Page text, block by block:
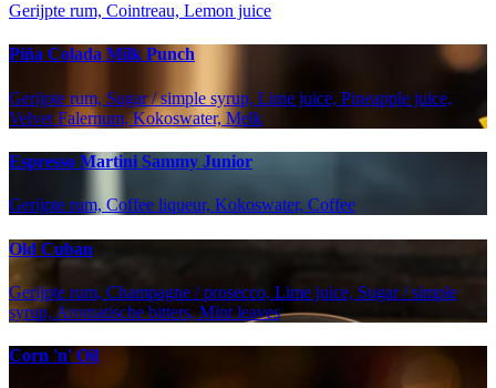
Gerijpte rum, Cointreau, Lemon juice
Piña Colada Milk Punch
Gerijpte rum, Sugar / simple syrup, Lime juice, Pineapple juice,
Velvet Falernum, Kokoswater, Melk
Espresso Martini Sammy Junior
Gerijpte rum, Coffee liqueur, Kokoswater, Coffee
Old Cuban
Gerijpte rum, Champagne / prosecco, Lime juice, Sugar / simple
syrup, Aromatische bitters, Mint leaves
Corn 'n' Oil